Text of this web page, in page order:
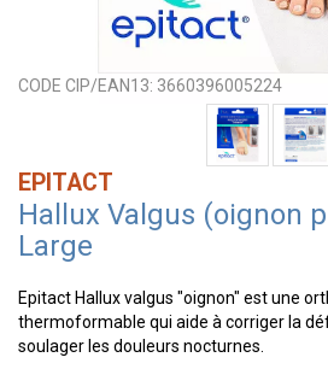
CODE CIP/EAN13: 3660396005224
EPITACT
Hallux Valgus (oignon
Large
Epitact Hallux valgus "oignon" est une
thermoformable qui aide à corriger la
soulager les douleurs nocturnes.